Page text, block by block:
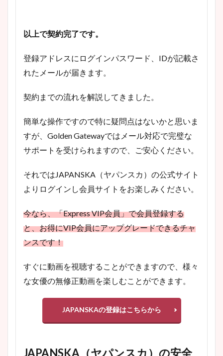
以上で契約完了です。
登録アドレスにログインパスワード、IDが記載さ
れたメールが届きます。
契約までの流れを解説してきました。
簡単な操作ですので特に疑問点はないかと思いま
すが、Golden Gatewayではメール対応で完璧な
サポートを受けられますので、ご安心ください。
それではJAPANSKA（ヤパンスカ）の公式サイト
よりログインし会員サイトをお楽しみください。
今なら、「Express VIP会員」で会員登録する
と、お得にVIP会員にアップグレードできるチャ
ンスです！
すぐに動画を視聴することができますので、様々
な女優の無修正動画を楽しむことができます。
JAPANSKAの登録はこちらから
JAPANSKA（ヤパンスカ）の安全